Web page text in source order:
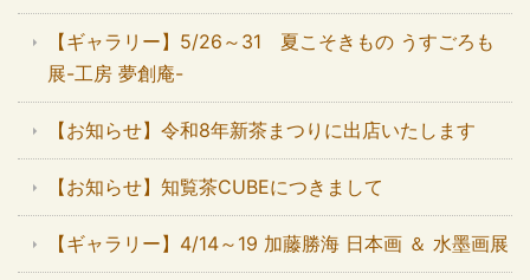
【ギャラリー】5/26～31 夏こそきもの うすごろも
展-工房 夢創庵-
【お知らせ】令和8年新茶まつりに出店いたします
【お知らせ】知覧茶CUBEにつきまして
【ギャラリー】4/14～19 加藤勝海 日本画 ＆ 水墨画展